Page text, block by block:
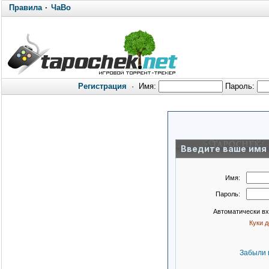
Правила· ЧаВо
Регистрация · Имя: Пароль:
Введите ваше имя
Имя:
Пароль:
Автоматически
Куки
Забыли